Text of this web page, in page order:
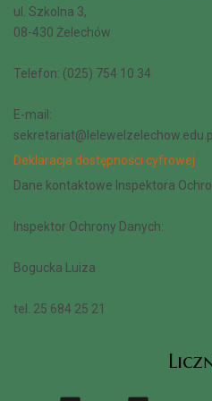
ul. Szkolna 3,
08-430 Żelechów
Telefon: (025) 754 10 34
E-mail:
sekretariat@lelewelzelechow.edu.pl
Deklaracja dostępności cyfrowej
Dane kontaktowe Inspektora
Inspektor Ochrony Danych:
Bogucka Luiza
tel. 25 684 25 21